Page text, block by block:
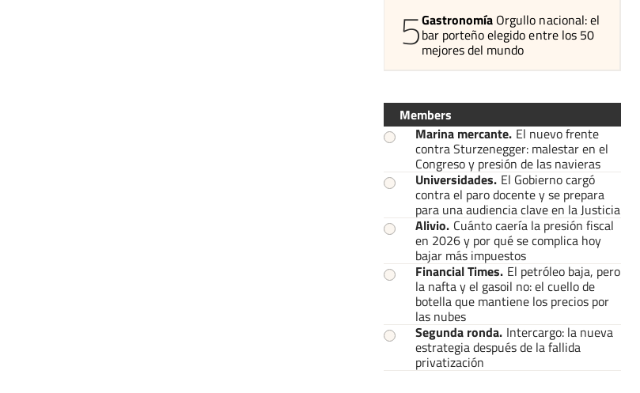
5Gastronomía Orgullo nacional: el
bar porteño elegido entre los 50
mejores del mundo
Members
Marina mercante. El nuevo frente
contra Sturzenegger: malestar en el
Congreso y presión de las navieras
Universidades. El Gobierno cargó
contra el paro docente y se prepara
para una audiencia clave en la Justicia
Alivio. Cuánto caería la presión fiscal
en 2026 y por qué se complica hoy
bajar más impuestos
Financial Times. El petróleo baja, pero
la nafta y el gasoil no: el cuello de
botella que mantiene los precios por
las nubes
Segunda ronda. Intercargo: la nueva
estrategia después de la fallida
privatización